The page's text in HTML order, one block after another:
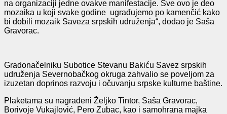
na organizaciji jedne ovakve manifestacije. Sve ovo je deo
mozaika u koji svake godine ugrađujemo po kamenčić kako
bi dobili mozaik Saveza srpskih udruženja“, dodao je Saša
Gravorac.
Gradonačelniku Subotice Stevanu Bakiću Savez srpskih
udruženja Severnobačkog okruga zahvalio se poveljom za
izuzetan doprinos razvoju i očuvanju srpske kulturne baštine.
Plaketama su nagrađeni Željko Tintor, Saša Gravorac,
Borivoje Vukajlović, Pero Zubac, kao i samohrana majka